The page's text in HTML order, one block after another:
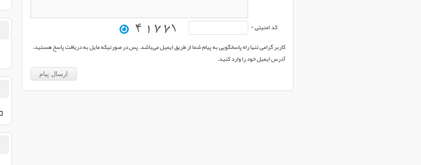
کد امنیتی *
کاربر گرامی تنها راه پاسخگویی به پیام شما از طریق ایمیل می‌باشد. پس در صورتیکه مایل به دریافت پاسخ هستید،
آدرس ایمیل خود را وارد کنید.